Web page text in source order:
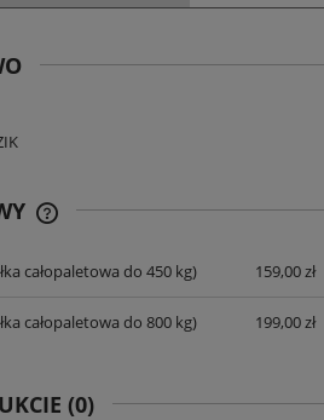
CENA NIE ZAWIERA
całopaletowa do 450 kg) 159,00 zł
całopaletowa do 800 kg) 199,00 zł
(0)